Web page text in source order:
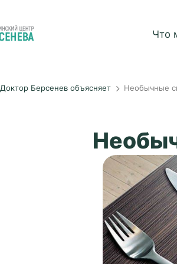
Что
Доктор Берсенев объясняет Необычные